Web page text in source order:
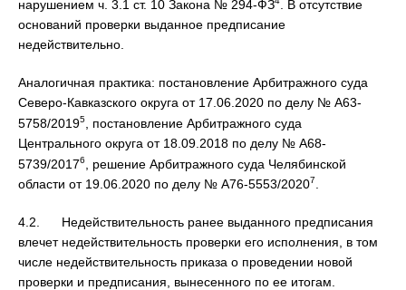
нарушением ч. 3.1 ст. 10 Закона № 294-ФЗ
. В отсутствие
оснований проверки выданное предписание
недействительно.
Аналогичная практика: постановление Арбитражного суда
Северо-Кавказского округа от 17.06.2020 по делу № А63-
5758/20195
, постановление Арбитражного суда
Центрального округа от 18.09.2018 по делу № А68-
5739/20176
, решение Арбитражного суда Челябинской
области от 19.06.2020 по делу № А76-5553/20207
4.2. Недействительность ранее выданного предписания
влечет недействительность проверки его исполнения, в том
числе недействительность приказа о проведении новой
проверки и предписания, вынесенного по ее итогам.